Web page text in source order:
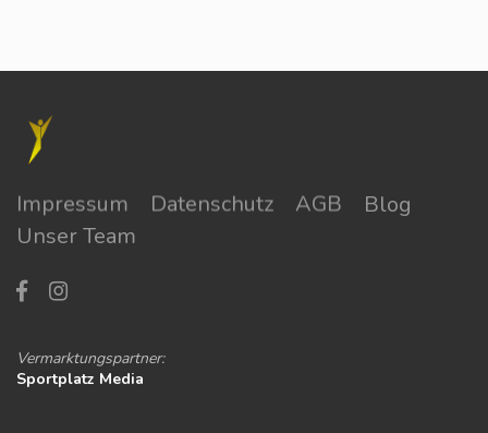
Impressum Datenschutz AGB
Blog
Unser Team
Vermarktungspartner:
Sportplatz Media